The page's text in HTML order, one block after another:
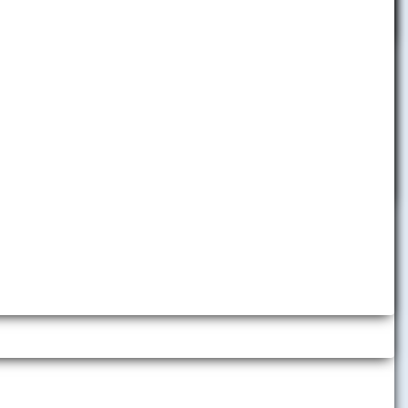
Medzinárodné dvojité a spoločné